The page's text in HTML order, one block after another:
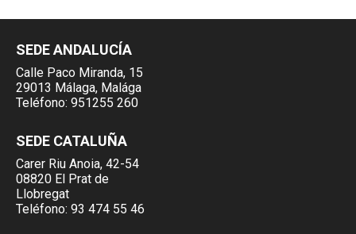
SEDE ANDALUCÍA
Calle Paco Miranda, 15
29013 Málaga, Malága
Teléfono: 951255 260
SEDE CATALUÑA
Carer Riu Anoia, 42-54
08820 El Prat de
Llobregat
Teléfono: 93 474 55 46